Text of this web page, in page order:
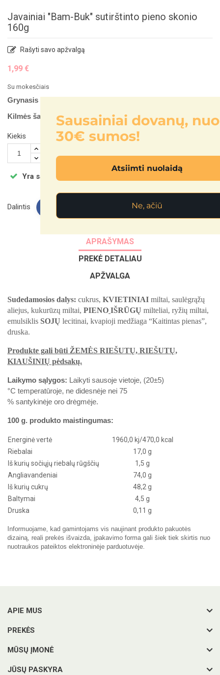
Javainiai "Bam-Buk" sutirštinto pieno skonio
160g
Rašyti savo apžvalgą
1,99 €
Su mokesčiais
Grynasis kiekis:
Kilmės šalis:
Ukraina
Kiekis
Yra sandėlyje
Dalintis
APRAŠYMAS
PREKĖ DETALIAU
APŽVALGA
Sudedamosios dalys: cukrus, KVIETINIAI miltai, saulėgrąžų
aliejus, kukurūzų miltai, PIENO IŠRŪGŲ milteliai, ryžių miltai,
emulsiklis SOJŲ lecitinai, kvapioji medžiaga “Kaitintas pienas”,
druska.
Produkte gali būti ŽEMĖS RIEŠUTŲ, RIEŠUTŲ,
KIAUŠINIŲ pėdsakų.
Laikymo sąlygos: Laikyti sausoje vietoje, (20±5)
°С temperatūroje, ne didesnėje nei 75
% santykinėje oro drėgmėje.
100 g. produkto maistingumas:
Energinė vertė
1960,0 kj/470,0 kcal
Riebalai
17,0 g
Iš kurių sočiųjų riebalų rūgščių
1,5 g
Angliavandeniai
74,0 g
Iš kurių cukrų
48,2 g
Baltymai
4,5 g
Druska
0,11 g
Informuojame, kad gamintojams vis naujinant produkto pakuotės
dizainą, reali prekės išvaizda, įpakavimo forma gali šiek tiek skirtis nuo
nuotraukos pateiktos elektroninėje parduotuvėje.
APIE MUS
PREKĖS
MŪSŲ ĮMONĖ
JŪSŲ PASKYRA
Sausainiai dovanų, nuo
30€ sumos!
Atsiimti nuolaidą
Ne, ačiū